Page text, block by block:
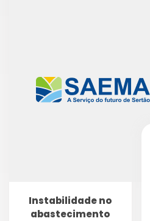
Instabilidade no
abastecimento